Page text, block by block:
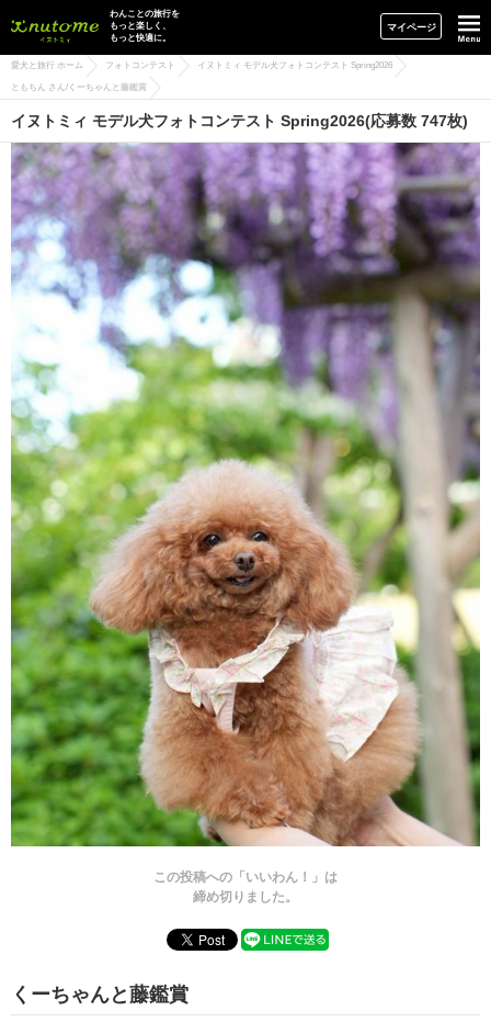
イヌトミィ
わんことの旅行を
もっと楽しく、
もっと快適に。
マイページ
愛犬と旅行 ホーム フォトコンテスト イヌトミィ モデル犬フォトコンテスト Spring2026
ともちん さん/くーちゃんと藤鑑賞
イヌトミィ モデル犬フォトコンテスト Spring2026(応募数 747枚)
この投稿への「いいわん！」は
締め切りました。
くーちゃんと藤鑑賞